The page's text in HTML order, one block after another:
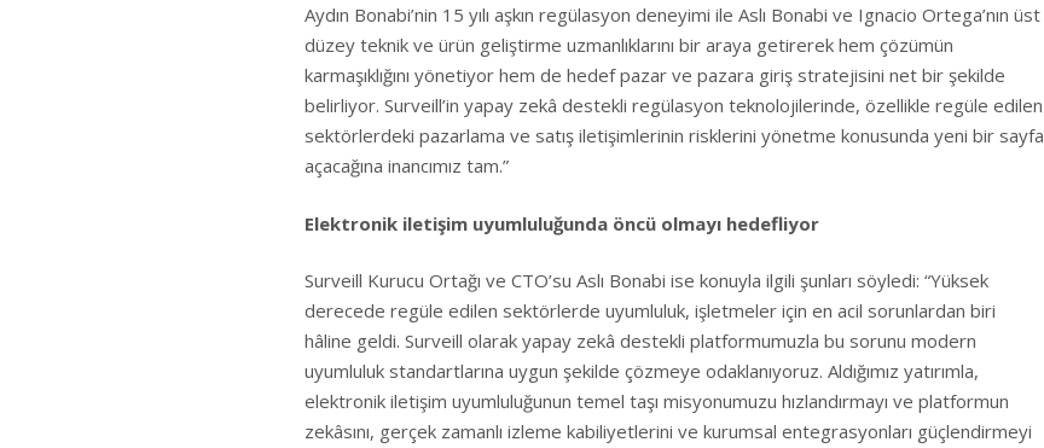
Aydın Bonabi’nin 15 yılı aşkın regülasyon deneyimi ile Aslı Bonabi ve Ignacio Ortega’nın üst
düzey teknik ve ürün geliştirme uzmanlıklarını bir araya getirerek hem çözümün
karmaşıklığını yönetiyor hem de hedef pazar ve pazara giriş stratejisini net bir şekilde
belirliyor. Surveill’in yapay zekâ destekli regülasyon teknolojilerinde, özellikle regüle edilen
sektörlerdeki pazarlama ve satış iletişimlerinin risklerini yönetme konusunda yeni bir sayfa
açacağına inancımız tam.”
Elektronik iletişim uyumluluğunda öncü olmayı hedefliyor
Surveill Kurucu Ortağı ve CTO’su Aslı Bonabi ise konuyla ilgili şunları söyledi: “Yüksek
derecede regüle edilen sektörlerde uyumluluk, işletmeler için en acil sorunlardan biri
hâline geldi. Surveill olarak yapay zekâ destekli platformumuzla bu sorunu modern
uyumluluk standartlarına uygun şekilde çözmeye odaklanıyoruz. Aldığımız yatırımla,
elektronik iletişim uyumluluğunun temel taşı misyonumuzu hızlandırmayı ve platformun
zekâsını, gerçek zamanlı izleme kabiliyetlerini ve kurumsal entegrasyonları güçlendirmeyi